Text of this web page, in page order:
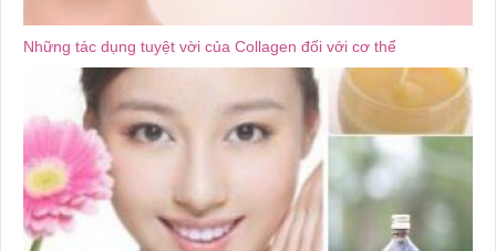
Những tác dụng tuyệt vời của Collagen đối với cơ thể